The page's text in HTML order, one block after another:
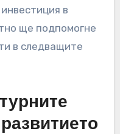
в
ще подпомогне
в следващите